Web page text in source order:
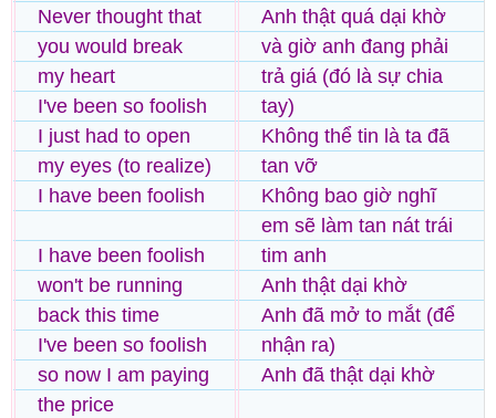
Never thought that
you would break
my heart
I've been so foolish
I just had to open
my eyes (to realize)
I have been foolish
I have been foolish
won't be running
back this time
I've been so foolish
so now I am paying
the price
Anh thật quá dại khờ
và giờ anh đang phải
trả giá (đó là sự chia
tay)
Không thể tin là ta đã
tan vỡ
Không bao giờ nghĩ
em sẽ làm tan nát trái
tim anh
Anh thật dại khờ
Anh đã mở to mắt (để
nhận ra)
Anh đã thật dại khờ